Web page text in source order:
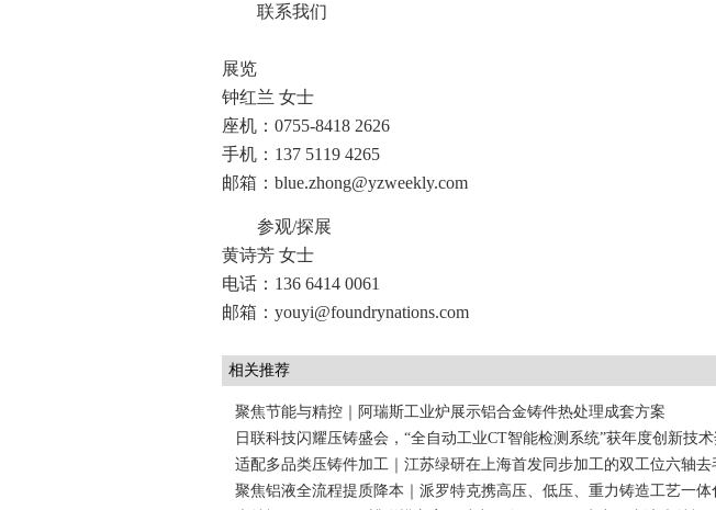
联系我们
展览
钟红兰 女士
座机：0755-8418 2626
手机：137 5119 4265
邮箱：blue.zhong@yzweekly.com
参观/探展
黄诗芳 女士
电话：136 6414 0061
邮箱：youyi@foundrynations.com
相关推荐
聚焦节能与精控｜阿瑞斯工业炉展示铝合金铸件热处理成套方案
日联科技闪耀压铸盛会，“全自动工业CT智能检测系统”获年度创新技术
适配多品类压铸件加工｜江苏绿研在上海首发同步加工的双工位六轴去
聚焦铝液全流程提质降本｜派罗特克携高压、低压、重力铸造工艺一